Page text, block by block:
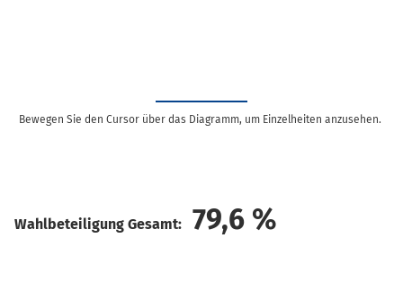
Bewegen Sie den Cursor über das Diagramm, um Einzelheiten anzusehen.
Wahlbeteiligung Gesamt: 79,6 %